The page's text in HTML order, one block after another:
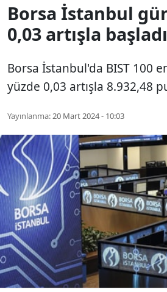
Borsa İstanbul
0,03 artışla başladı
Borsa İstanbul'da BIST 100
yüzde 0,03 artışla 8.932,48
Yayınlanma:20 Mart 2024 - 10:03